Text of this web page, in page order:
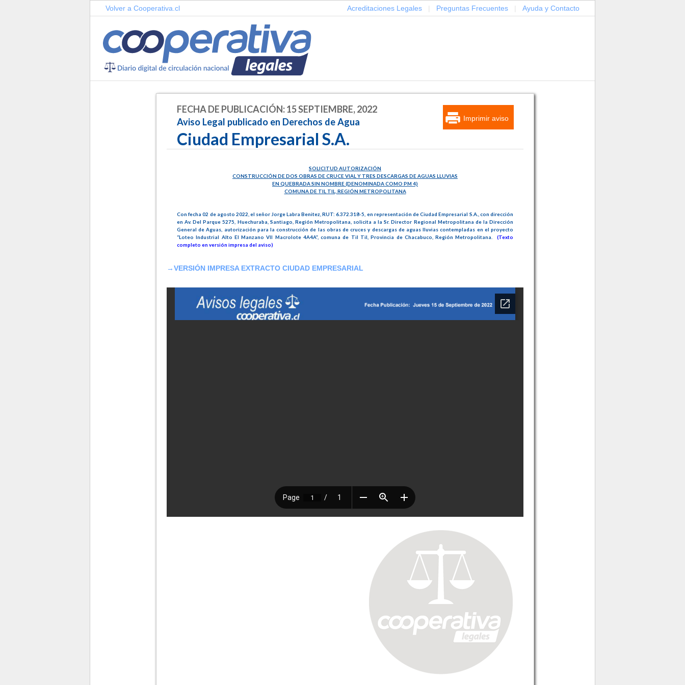
Volver a Cooperativa.cl Acreditaciones Legales Preguntas Frecuentes Ayuda y Contacto
Imprimir aviso
FECHA DE PUBLICACIÓN: 15 SEPTIEMBRE, 2022
Aviso Legal publicado en Derechos de Agua
Ciudad Empresarial S.A.
SOLICITUD AUTORIZACIÓN
CONSTRUCCIÓN DE DOS OBRAS DE CRUCE VIAL Y TRES DESCARGAS DE AGUAS LLUVIAS
EN QUEBRADA SIN NOMBRE (DENOMINADA COMO PM 4)
COMUNA DE TIL TIL, REGIÓN METROPOLITANA
Con fecha 02 de agosto 2022, el señor Jorge Labra Benitez, RUT: 6.372.318-5, en representación de Ciudad Empresarial S.A., con dirección
en Av. Del Parque 5275, Huechuraba, Santiago, Región Metropolitana, solicita a la Sr. Director Regional Metropolitana de la Dirección
General de Aguas, autorización para la construcción de las obras de cruces y descargas de aguas lluvias contempladas en el proyecto
“Loteo Industrial Alto El Manzano VII Macrolote 4A4A”, comuna de Til Til, Provincia de Chacabuco, Región Metropolitana. (Texto
completo en versión impresa del aviso)
→VERSIÓN IMPRESA EXTRACTO CIUDAD EMPRESARIAL